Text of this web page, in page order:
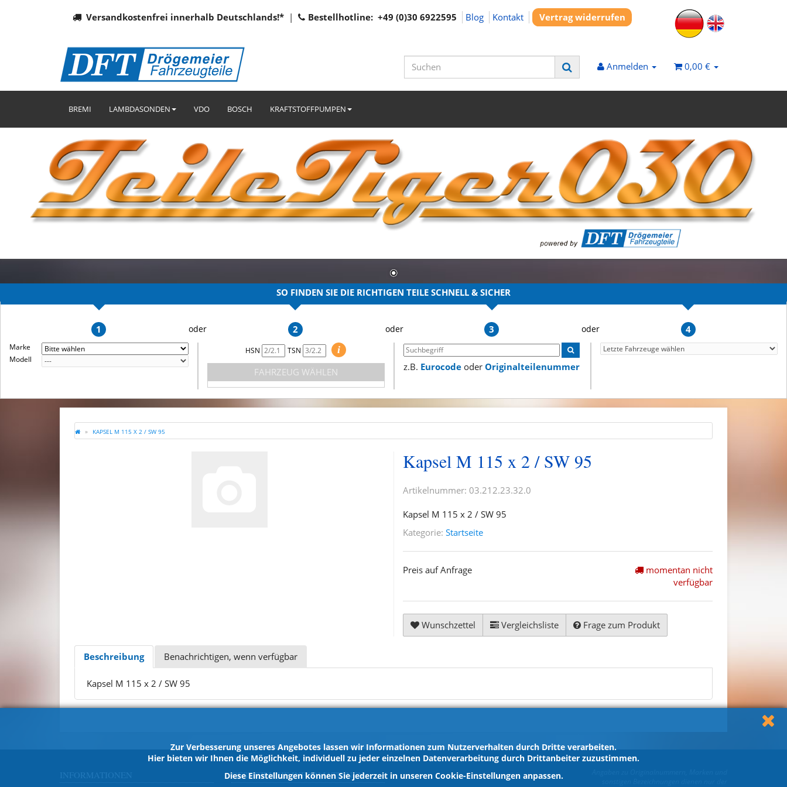
Versandkostenfrei innerhalb Deutschlands!* | Bestellhotline: +49 (0)30 6922595 Blog Kontakt Vertrag widerrufen
Anmelden 0,00 €
BREMI LAMBDASONDEN VDO BOSCH KRAFTSTOFFPUMPEN
SO FINDEN SIE DIE RICHTIGEN TEILE SCHNELL & SICHER
1
Marke
Modell
2
HSN TSN
i
FAHRZEUG WÄHLEN
3
z.B. Eurocode oder Originalteilenummer
4
Zur Verbesserung unseres Angebotes lassen wir Informationen zum Nutzerverhalten durch Dritte verarbeiten.
Hier bieten wir Ihnen die Möglichkeit, individuell zu jeder einzelnen Datenverarbeitung durch Drittanbeiter zuzustimmen.
Diese Einstellungen können Sie jederzeit in unseren Cookie-Einstellungen anpassen.
KAPSEL M 115 X 2 / SW 95
Kapsel M 115 x 2 / SW 95
Artikelnummer: 03.212.23.32.0
Kapsel M 115 x 2 / SW 95
Kategorie: Startseite
Preis auf Anfrage
momentan nicht
verfügbar
Wunschzettel Vergleichsliste Frage zum Produkt
Beschreibung Benachrichtigen, wenn verfügbar
Kapsel M 115 x 2 / SW 95
GESETZLICHE INFORMATIONEN